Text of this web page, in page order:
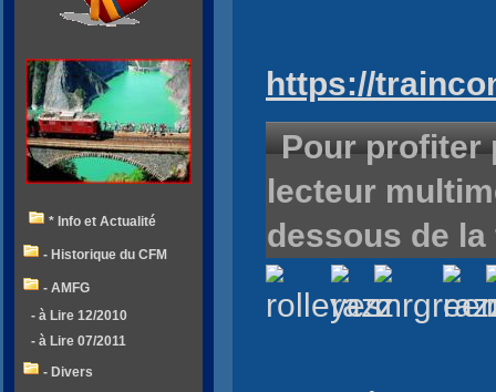
https://
Pour profiter
lecteur
dessous de
* Info et Actualité
- Historique du CFM
- AMFG
- à Lire 12/2010
- à Lire 07/2011
- Divers